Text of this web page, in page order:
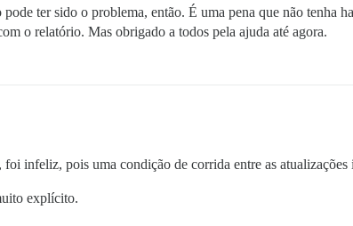
ter sido o problema, então. É uma pena que não tenha
o relatório. Mas obrigado a todos pela ajuda até agora.
, foi infeliz, pois uma condição de corrida entre as
explícito.